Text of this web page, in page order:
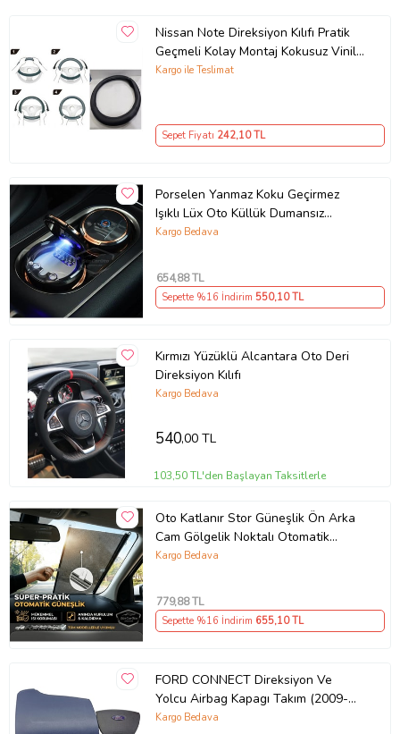
Nissan Note Direksiyon Kılıfı Pratik
Geçmeli Kolay Montaj Kokusuz Vinil
Deri
Kargo ile Teslimat
Sepet Fiyatı 242,10 TL
Porselen Yanmaz Koku Geçirmez
Işıklı Lüx Oto Küllük Dumansız
Kapaklı Spor Araç İçi Küllük Gold
Kargo Bedava
654,88 TL
Sepette %16 İndirim 550,10 TL
Kırmızı Yüzüklü Alcantara Oto Deri
Direksiyon Kılıfı
Kargo Bedava
540,00 TL
103,50 TL'den Başlayan Taksitlerle
Oto Katlanır Stor Güneşlik Ön Arka
Cam Gölgelik Noktalı Otomatik
Sürgülü Güneş Koruyucu Araba Suv
Kargo Bedava
779,88 TL
Sepette %16 İndirim 655,10 TL
FORD CONNECT Direksiyon Ve
Yolcu Airbag Kapagı Takım (2009-
2014) İthal Üretim
Kargo Bedava